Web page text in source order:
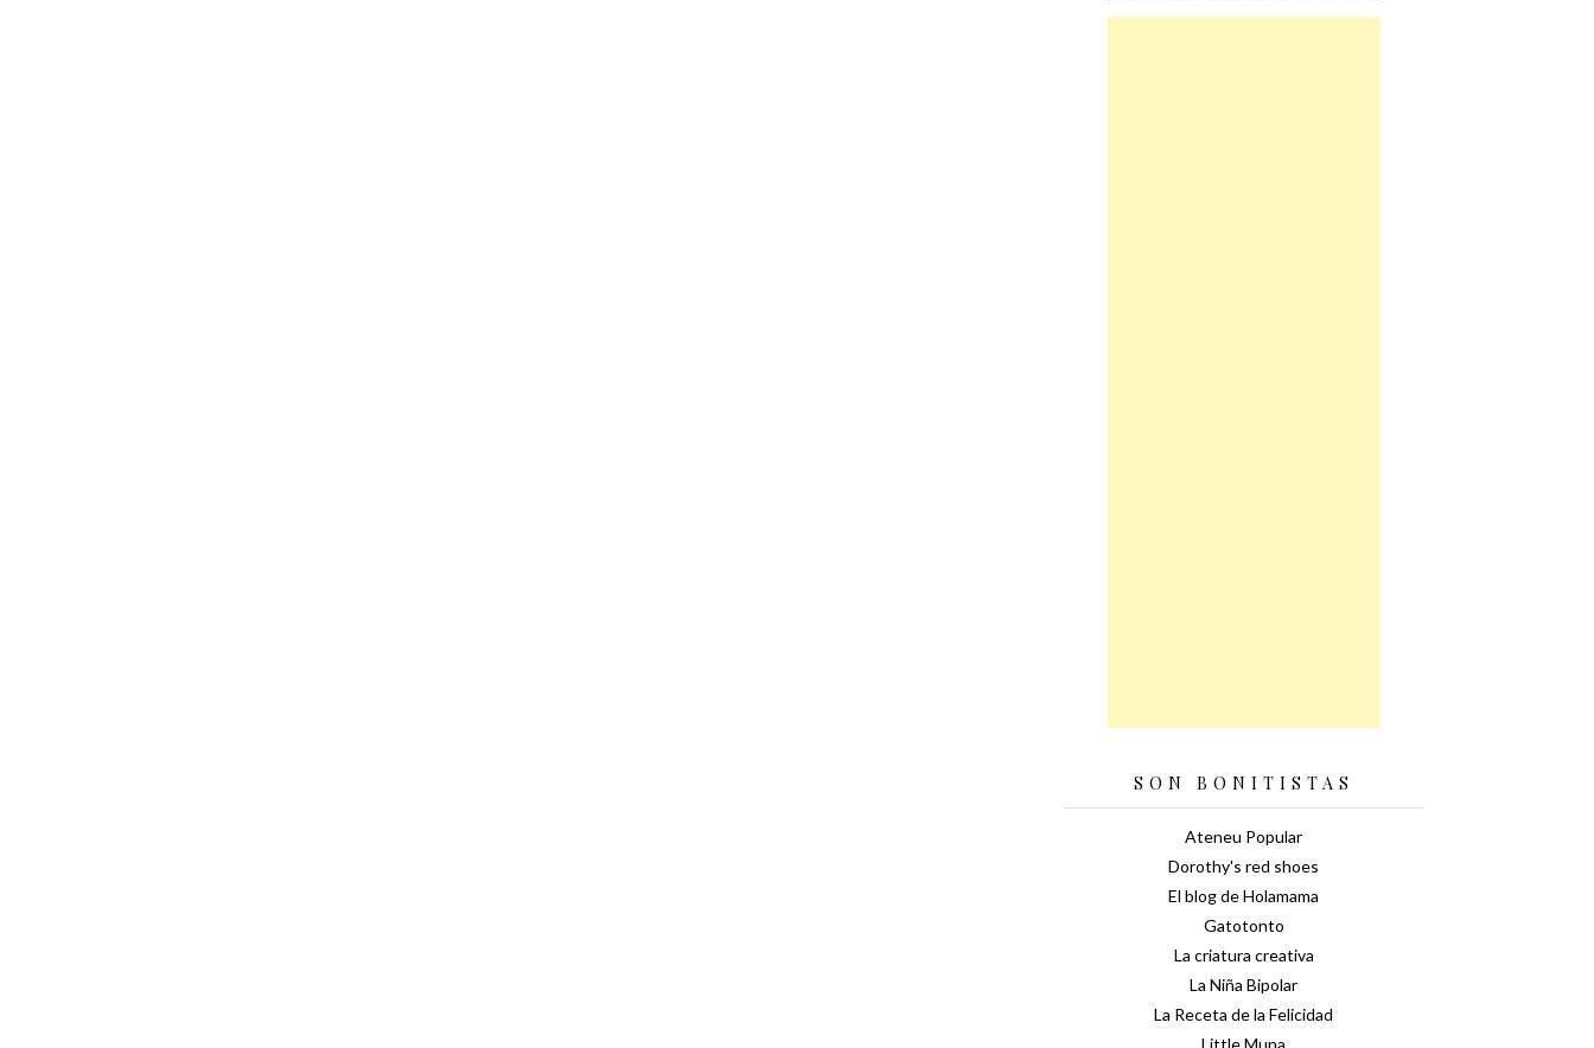
SON BONITISTAS
Ateneu Popular
Dorothy's red shoes
El blog de Holamama
Gatotonto
La criatura creativa
La Niña Bipolar
La Receta de la Felicidad